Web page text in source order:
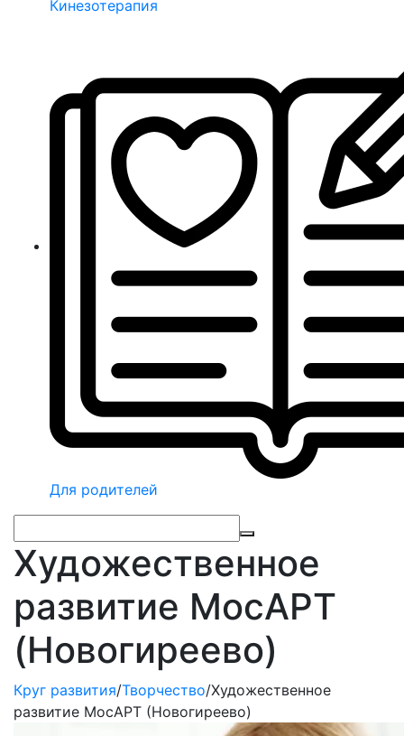
Кинезотерапия
Для родителей
Художественное
развитие МосАРТ
(Новогиреево)
Круг развития/Творчество/Художественное
развитие МосАРТ (Новогиреево)